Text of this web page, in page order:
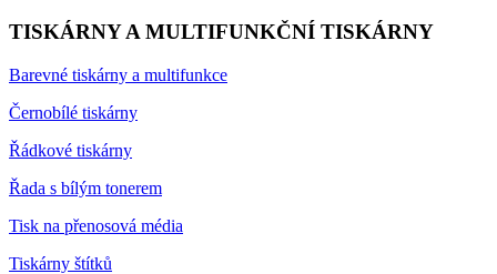
TISKÁRNY A MULTIFUNKČNÍ TISKÁRNY
Barevné tiskárny a multifunkce
Černobílé tiskárny
Řádkové tiskárny
Řada s bílým tonerem
Tisk na přenosová média
Tiskárny štítků